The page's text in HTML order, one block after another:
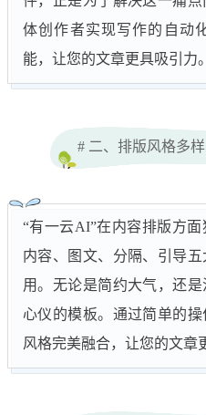
体创作者实现写作的自动
能，让您的文章更具吸引力。
# 二、排版风格多
“有一云AI”在内容排版方面
内容、图文、分隔、引导
用。无论是简约大气，还
心仪的模板。通过简单的
风格完美融合，让您的文章